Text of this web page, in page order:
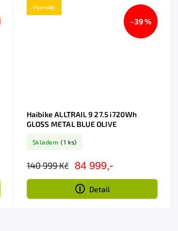
Výprodej
–39 %
Haibike ALLTRAIL 9 27.5 i720Wh
GLOSS METAL BLUE OLIVE
Skladem (1 ks)
140 999 Kč 84 999,-
Detail